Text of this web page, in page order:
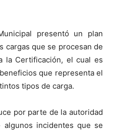
presentó un plan
cargas que se procesan de
la Certificación, el cual es
que representa el
tipos de carga.
por parte de la autoridad
algunos incidentes que se